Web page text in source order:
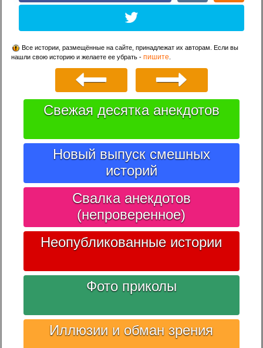
Все истории, размещённые на сайте, принадлежат их авторам. Если вы
нашли свою историю и желаете ее убрать -пишите
Свежая десятка анекдотов
Новый выпуск смешных
историй
Свалка анекдотов
(непроверенное)
Неопубликованные истории
Фото приколы
Иллюзии и обман зрения